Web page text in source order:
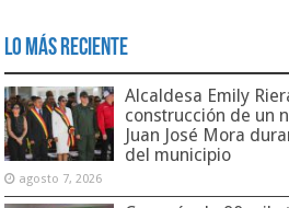
Lo Más Reciente
Alcaldesa Emily
construcción de un
Juan José Mora
del municipio
agosto 7, 2026